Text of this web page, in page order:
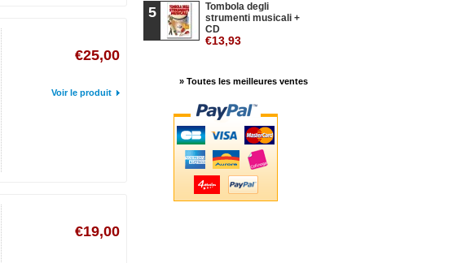
€25,00
Voir le produit
€19,00
5
Tombola degli
strumenti musicali +
CD
€13,93
» Toutes les meilleures ventes